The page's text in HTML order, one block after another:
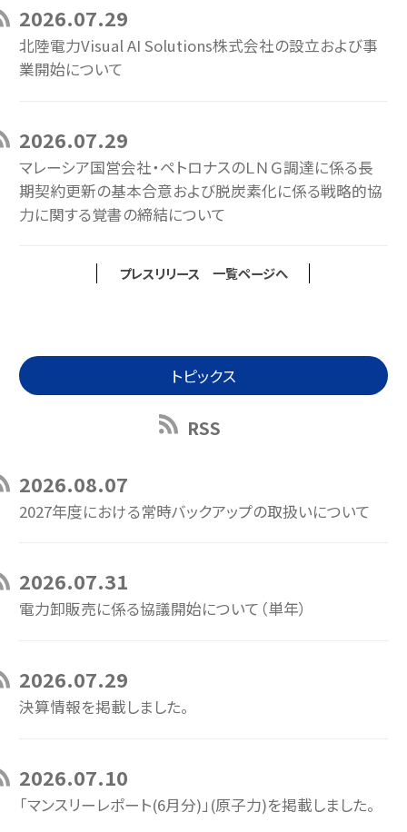
2026.07.29
北陸電力Visual AI Solutions株式会社の設立および事
業開始について
2026.07.29
マレーシア国営会社・ペトロナスのＬＮＧ調達に係る長
期契約更新の基本合意および脱炭素化に係る戦略的協
力に関する覚書の締結について
プレスリリース 一覧ページへ
トピックス
RSS
2026.08.07
2027年度における常時バックアップの取扱いについて
2026.07.31
電力卸販売に係る協議開始について（単年）
2026.07.29
決算情報を掲載しました。
2026.07.10
「マンスリーレポート(6月分)」(原子力)を掲載しました。